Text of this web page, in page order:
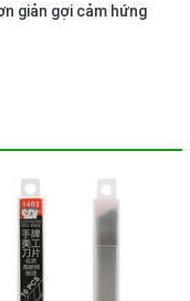
giản gợi cảm hứng